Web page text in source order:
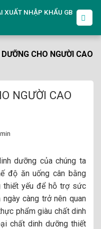
XUẤT NHẬP KHẨU GB
CHO NGƯỜI CAO
NGƯỜI CAO
dưỡng của chúng ta
độ ăn uống cân bằng
thiết yếu để hỗ trợ sức
càng trở nên quan
phẩm giàu chất dinh
chất dinh dưỡng thiết